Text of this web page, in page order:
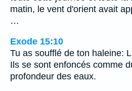
matin, le vent d'orient avait
…
Exode 15:10
Tu as soufflé de ton haleine:
Ils se sont enfoncés comme
profondeur des eaux.